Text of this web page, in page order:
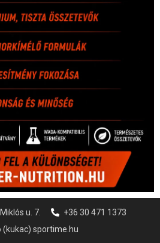
u. 7.
+36 30 471 1373
(kukac) sportime.hu